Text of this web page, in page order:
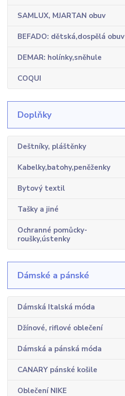
SAMLUX, MJARTAN obuv
BEFADO: dětská,dospělá obuv
DEMAR: holínky,sněhule
COQUI
Doplňky
Deštníky, pláštěnky
Kabelky,batohy,peněženky
Bytový textil
Tašky a jiné
Ochranné pomůcky-
roušky,ústenky
Dámské a pánské
Dámská Italská móda
Džínové, riflové oblečení
Dámská a pánská móda
CANARY pánské košile
Oblečení NIKE